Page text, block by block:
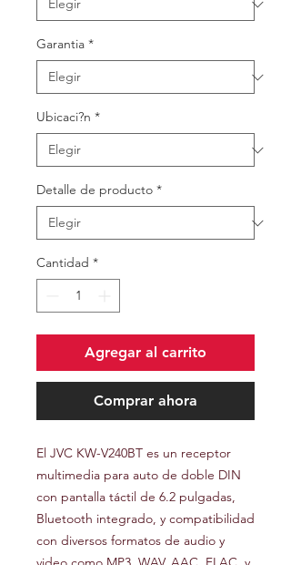
Garantia *
Ubicaci?n *
Detalle de producto *
Cantidad *
Agregar al carrito
Comprar ahora
El JVC KW-V240BT es un receptor
multimedia para auto de doble DIN
con pantalla táctil de 6.2 pulgadas,
Bluetooth integrado, y compatibilidad
con diversos formatos de audio y